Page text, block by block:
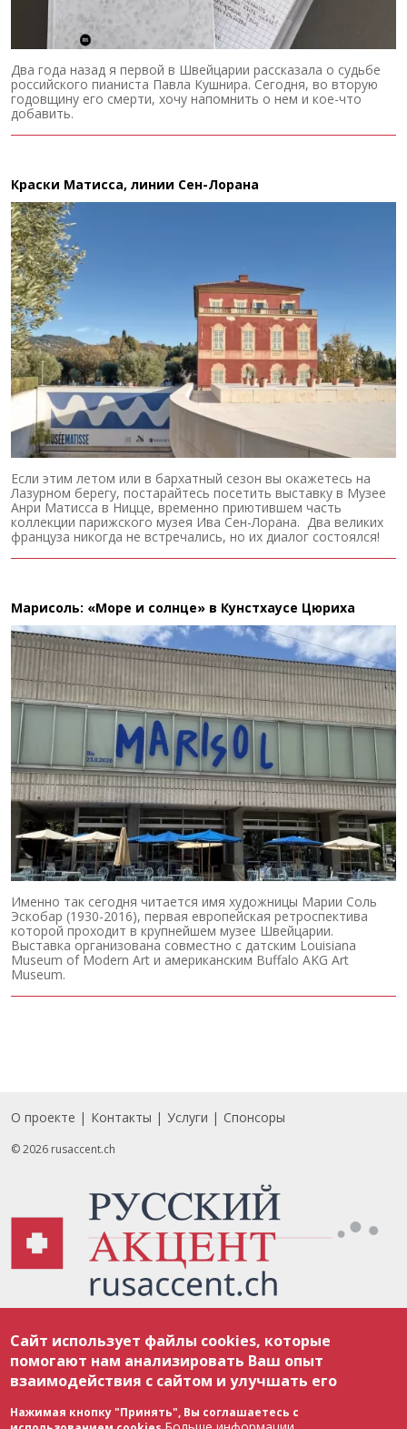
Два года назад я первой в Швейцарии рассказала о судьбе
российского пианиста Павла Кушнира. Сегодня, во вторую
годовщину его смерти, хочу напомнить о нем и кое-что
добавить.
Краски Матисса, линии Сен-Лорана
Если этим летом или в бархатный сезон вы окажетесь на
Лазурном берегу, постарайтесь посетить выставку в Музее
Анри Матисса в Ницце, временно приютившем часть
коллекции парижского музея Ива Сен-Лорана. Два великих
француза никогда не встречались, но их диалог состоялся!
Марисоль: «Море и солнце» в Кунстхаусе Цюриха
Именно так сегодня читается имя художницы Марии Соль
Эскобар (1930-2016), первая европейская ретроспектива
которой проходит в крупнейшем музее Швейцарии.
Выставка организована совместно с датским Louisiana
Museum of Modern Art и американским Buffalo AKG Art
Museum.
Footer
О проекте Контакты Услуги Спонсоры
© 2026 rusaccent.ch
соответствии с законодательством Швейцарии об авторском праве и
международными соглашениями. Полное или частичное использование
материалов возможно только с разрешения редакции. В случае полного
или частичного воспроизведения материалов сайта rusaccent.ch,
ОБЯЗАТЕЛЬНА АКТИВНАЯ ГИПЕРССЫЛКА на конкретный заимствованный
текст. Фотоизображения, размещенные редакцией rusaccent.ch, являются
ее исключительной собственностью. Полное или частичное
Сайт использует файлы cookies, которые
помогают нам анализировать Ваш опыт
взаимодействия с сайтом и улучшать его
Нажимая кнопку "Принять", Вы соглашаетесь с